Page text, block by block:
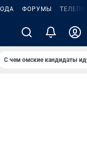
ФОРУМЫ
С чем омские кандидаты